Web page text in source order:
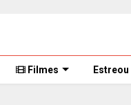
Filmes Estreou